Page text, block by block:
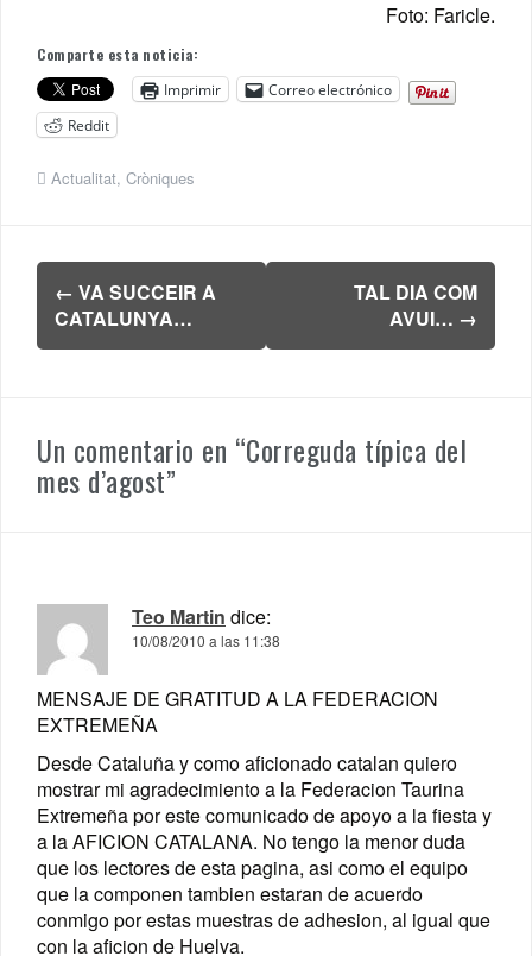
Foto: Faricle.
Comparte esta noticia:
Imprimir
Correo electrónico
Reddit
Actualitat, Cròniques
Navegación
de
entradas
← VA SUCCEIR A
CATALUNYA…
TAL DIA COM
AVUI… →
Un comentario en “Correguda típica del
mes d’agost”
Teo Martin dice:
10/08/2010 a las 11:38
MENSAJE DE GRATITUD A LA FEDERACION
EXTREMEÑA
Desde Cataluña y como aficionado catalan quiero
mostrar mi agradecimiento a la Federacion Taurina
Extremeña por este comunicado de apoyo a la fiesta y
a la AFICION CATALANA. No tengo la menor duda
que los lectores de esta pagina, asi como el equipo
que la componen tambien estaran de acuerdo
conmigo por estas muestras de adhesion, al igual que
con la aficion de Huelva.